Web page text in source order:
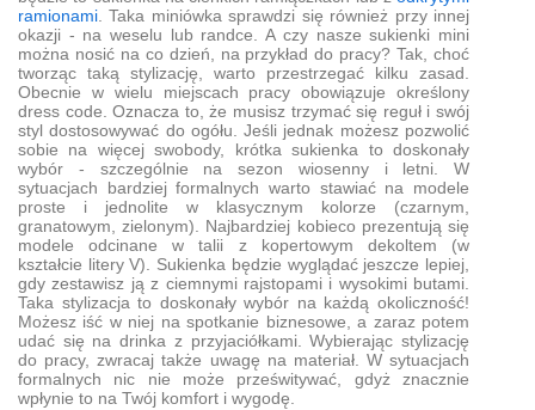
ramionami . Taka miniówka sprawdzi się również przy innej
okazji - na weselu lub randce. A czy nasze sukienki mini
można nosić na co dzień, na przykład do pracy? Tak, choć
tworząc taką stylizację, warto przestrzegać kilku zasad.
Obecnie w wielu miejscach pracy obowiązuje określony
dress code. Oznacza to, że musisz trzymać się reguł i swój
styl dostosowywać do ogółu. Jeśli jednak możesz pozwolić
sobie na więcej swobody, krótka sukienka to doskonały
wybór - szczególnie na sezon wiosenny i letni. W
sytuacjach bardziej formalnych warto stawiać na modele
proste i jednolite w klasycznym kolorze (czarnym,
granatowym, zielonym). Najbardziej kobieco prezentują się
modele odcinane w talii z kopertowym dekoltem (w
kształcie litery V). Sukienka będzie wyglądać jeszcze lepiej,
gdy zestawisz ją z ciemnymi rajstopami i wysokimi butami.
Taka stylizacja to doskonały wybór na każdą okoliczność!
Możesz iść w niej na spotkanie biznesowe, a zaraz potem
udać się na drinka z przyjaciółkami. Wybierając stylizację
do pracy, zwracaj także uwagę na materiał. W sytuacjach
formalnych nic nie może prześwitywać, gdyż znacznie
wpłynie to na Twój komfort i wygodę.